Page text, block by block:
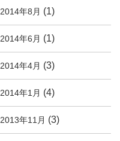
2014年8月 (1)
2014年6月 (1)
2014年4月 (3)
2014年1月 (4)
2013年11月 (3)